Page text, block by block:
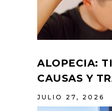
ALOPECIA:
CAUSAS Y
JULIO 27, 2026